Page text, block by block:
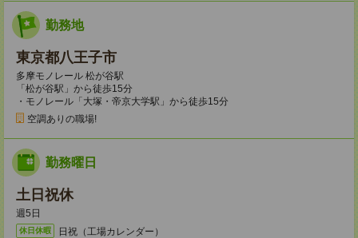
勤務地
東京都八王子市
多摩モノレール 松が谷駅
「松が谷駅」から徒歩15分
・モノレール「大塚・帝京大学駅」から徒歩15分
空調ありの職場!
勤務曜日
土日祝休
週5日
休日休暇
日祝（工場カレンダー）